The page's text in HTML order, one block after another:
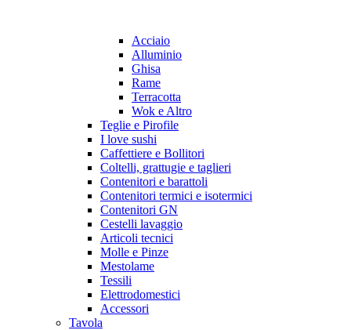
Acciaio
Alluminio
Ghisa
Rame
Terracotta
Wok e Altro
Teglie e Pirofile
I love sushi
Caffettiere e Bollitori
Coltelli, grattugie e taglieri
Contenitori e barattoli
Contenitori termici e isotermici
Contenitori GN
Cestelli lavaggio
Articoli tecnici
Molle e Pinze
Mestolame
Tessili
Elettrodomestici
Accessori
Tavola